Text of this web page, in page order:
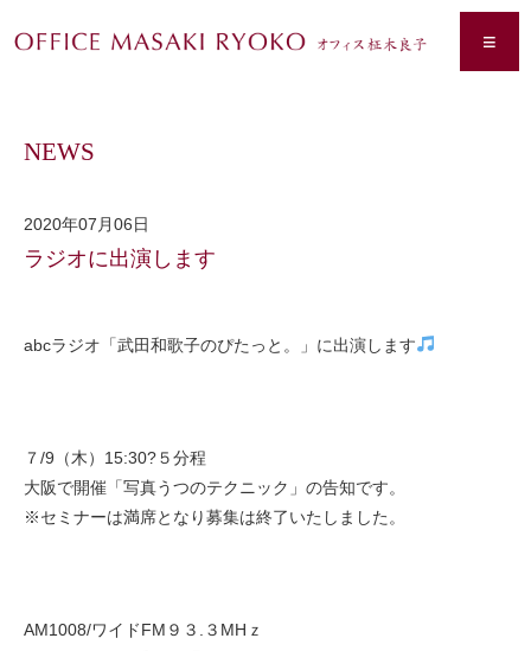
≡
NEWS
2020年07月06日
ラジオに出演します
abcラジオ「武田和歌子のぴたっと。」に出演します
７/9（木）15:30?５分程
大阪で開催「写真うつのテクニック」の告知です。
※セミナーは満席となり募集は終了いたしました。
AM1008/ワイドFM９３.３MHｚ